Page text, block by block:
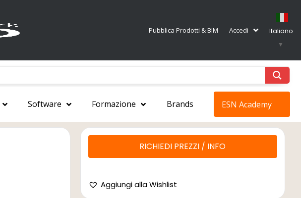
Pubblica Prodotti & BIM Accedi
Italiano
▼
Software Formazione Brands ESN Academy
RICHIEDI PREZZI / INFO
Aggiungi alla Wishlist